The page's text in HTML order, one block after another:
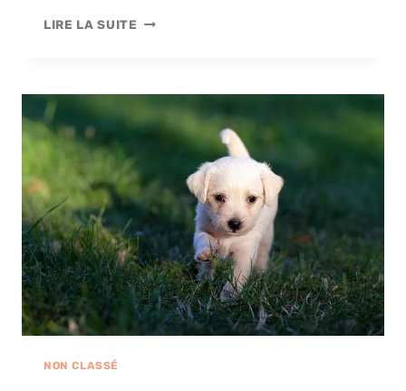
LIRE LA SUITE GUIDE
MON
PROPRETÉ
NON CLASSÉ